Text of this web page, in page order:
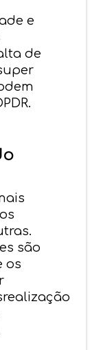
e
de
são
os